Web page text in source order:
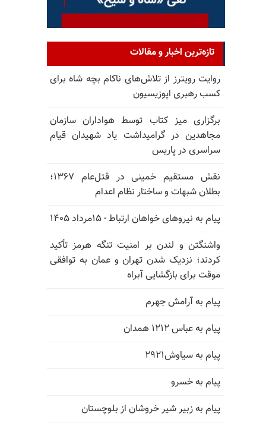
تازه‌ترین اخبار و مقالات
روایت رویترز از تلاش‌های ناکام بچه شاه برای
کسب رهبری اپوزیسیون
برگزاری میز کتاب توسط هواداران سازمان
مجاهدین در گرامیداشت یاد شهیدان قیام
سراسری در پاریس
نقش مستقیم خمینی در قتل‌عام ۱۳۶۷؛
بطلان شبهات و ساختار نظام اعدام
پیام به نیروهای خواهان ارتباط - ۱۵مرداد ۱۴۰۵
واشنگتن و لندن بر امنیت تنگه هرمز تأکید
کردند؛ نزدیک شدن تهران و عمان به توافقی
موقت برای بازگشایی آبراه
پیام به آرامش جهرم
پیام به عباس ۱۲۱۲ همدان
پیام به سیاوش۲۹۲۱
پیام به خسرو
پیام به زبیر شیر خروشان از بلوچستان